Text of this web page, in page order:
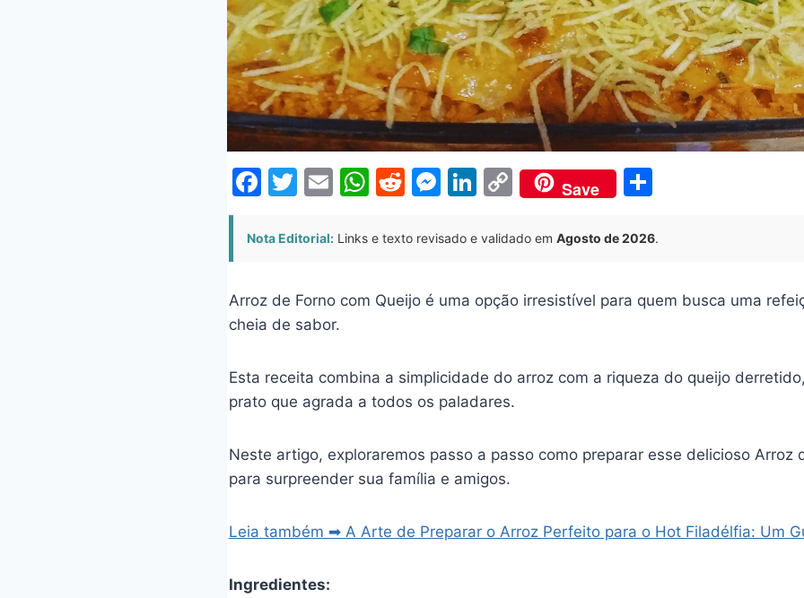
F
c
b
o
k
T
itt
E
ai
W
at
A
R
d
t
M
s
e
er
Li
k
dI
C
o
p
Li
Save
S
ar
Nota Editorial:Links e texto revisado e validado em Agosto de 2026.
Arroz de Forno com Queijo é uma opção irresistível para quem busca uma
cheia de sabor.
Esta receita combina a simplicidade do arroz com a riqueza do queijo
prato que agrada a todos os paladares.
Neste artigo, exploraremos passo a passo como preparar esse delicioso Arroz
para surpreender sua família e amigos.
Leia também ➡ A Arte de Preparar o Arroz Perfeito para o Hot Filadélfia: Um
Ingredientes: